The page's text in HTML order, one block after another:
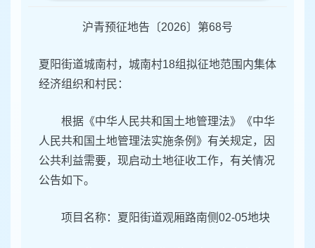
沪青预征地告〔2026〕第68号
夏阳街道城南村，城南村18组拟征地范围内集体
经济组织和村民：
根据《中华人民共和国土地管理法》《中华
人民共和国土地管理法实施条例》有关规定，因
公共利益需要，现启动土地征收工作，有关情况
公告如下。
项目名称：夏阳街道观厢路南侧02-05地块